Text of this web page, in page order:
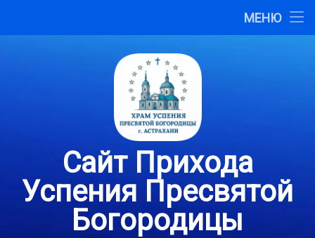
МЕНЮ
Сайт Прихода
Успения Пресвятой
Богородицы